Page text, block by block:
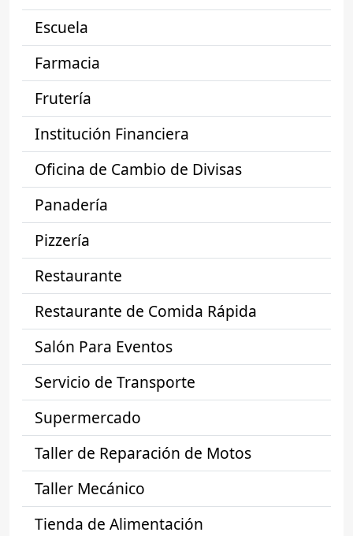
Escuela
Farmacia
Frutería
Institución Financiera
Oficina de Cambio de Divisas
Panadería
Pizzería
Restaurante
Restaurante de Comida Rápida
Salón Para Eventos
Servicio de Transporte
Supermercado
Taller de Reparación de Motos
Taller Mecánico
Tienda de Alimentación